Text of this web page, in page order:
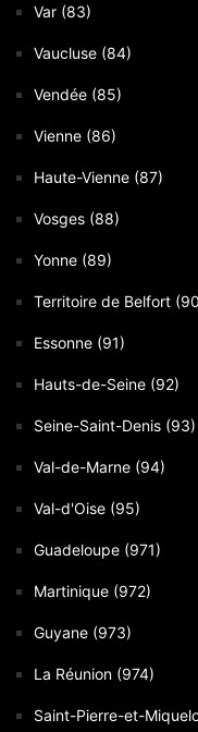
Var (83)
Vaucluse (84)
Vendée (85)
Vienne (86)
Haute-Vienne (87)
Vosges (88)
Yonne (89)
Territoire de Belfort
Essonne (91)
Hauts-de-Seine (92)
Seine-Saint-Denis (93)
Val-de-Marne (94)
Val-d'Oise (95)
Guadeloupe (971)
Martinique (972)
Guyane (973)
La Réunion (974)
Saint-Pierre-et-